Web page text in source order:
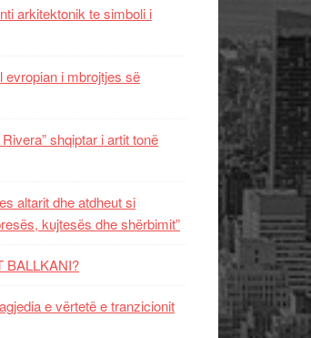
arkitektonik te simboli i
evropian i mbrojtjes së
shqiptar i artit tonë
altarit dhe atdheut si
kujtesës dhe shërbimit”
BALLKANI?
e vërtetë e tranzicionit